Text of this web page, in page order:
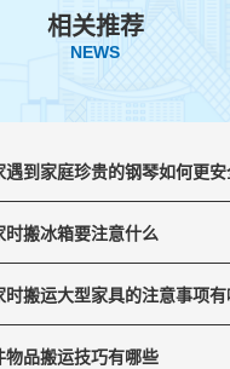
相关推荐
NEWS
时搬冰箱要注意什么
时搬运大型家具的注意事项有
物品搬运技巧有哪些